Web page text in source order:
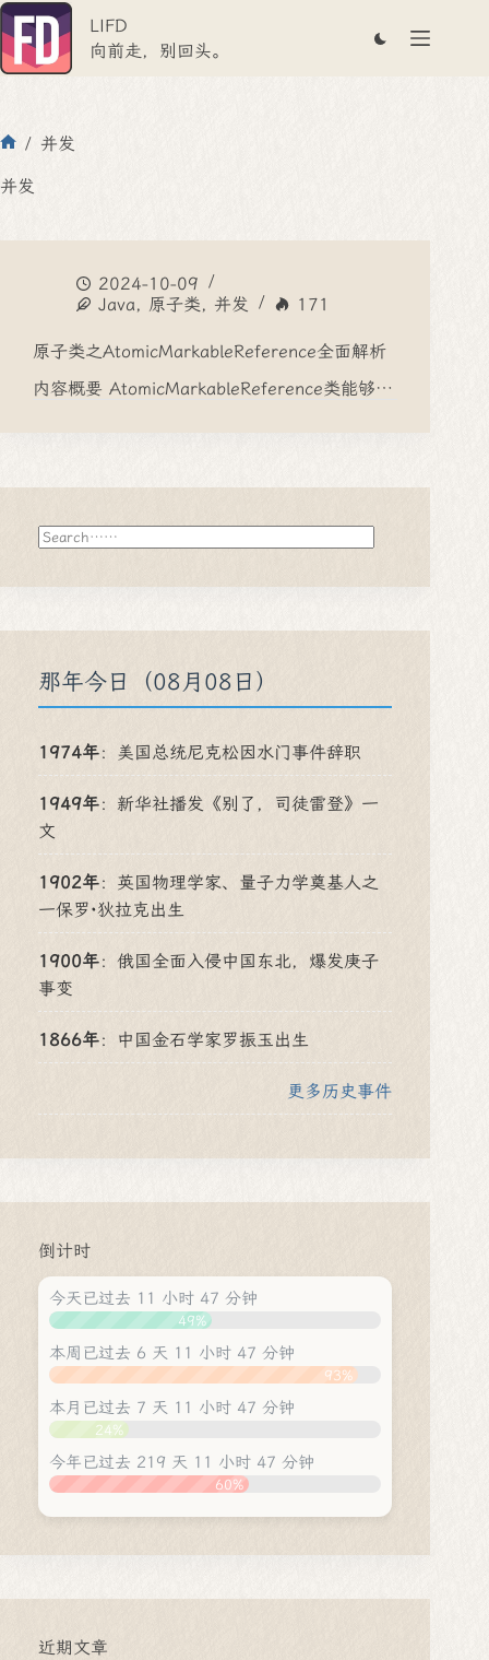
跳
至
内
容
LIFD
向前走，别回头。
页
/ 并发
并发
2024-10-09
Java, 原子类, 并发 171
原子类之AtomicMarkableReference全面解析
内容概要 AtomicMarkableReference类能够…
搜
索
那年今日（08月08日）
1974年： 美国总统尼克松因水门事件辞职
1949年： 新华社播发《别了，司徒雷登》一
文
1902年： 英国物理学家、量子力学奠基人之
一保罗·狄拉克出生
1900年： 俄国全面入侵中国东北，爆发庚子
事变
1866年： 中国金石学家罗振玉出生
更多历史事件
倒计时
今天已过去 11 小时 47 分钟
49%
本周已过去 6 天 11 小时 47 分钟
93%
本月已过去 7 天 11 小时 47 分钟
24%
今年已过去 219 天 11 小时 47 分钟
60%
近期文章